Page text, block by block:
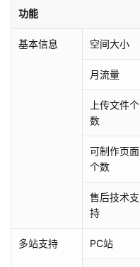
功能
基本信息 空间大小
月流量
上传文件个
数
可制作页面
个数
售后技术支
持
多站支持 PC站